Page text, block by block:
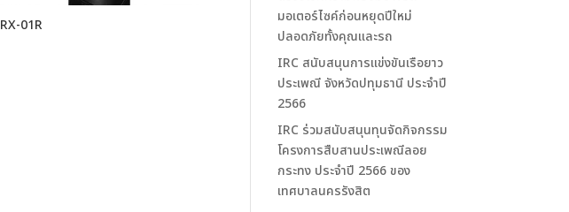
RX-01R
มอเตอร์ไซค์ก่อนหยุดปีใหม่
ปลอดภัยทั้งคุณและรถ
IRC สนับสนุนการแข่งขันเรือยาว
ประเพณี จังหวัดปทุมธานี ประจำปี
2566
IRC ร่วมสนับสนุนทุนจัดกิจกรรม
โครงการสืบสานประเพณีลอย
กระทง ประจำปี 2566 ของ
เทศบาลนครรังสิต